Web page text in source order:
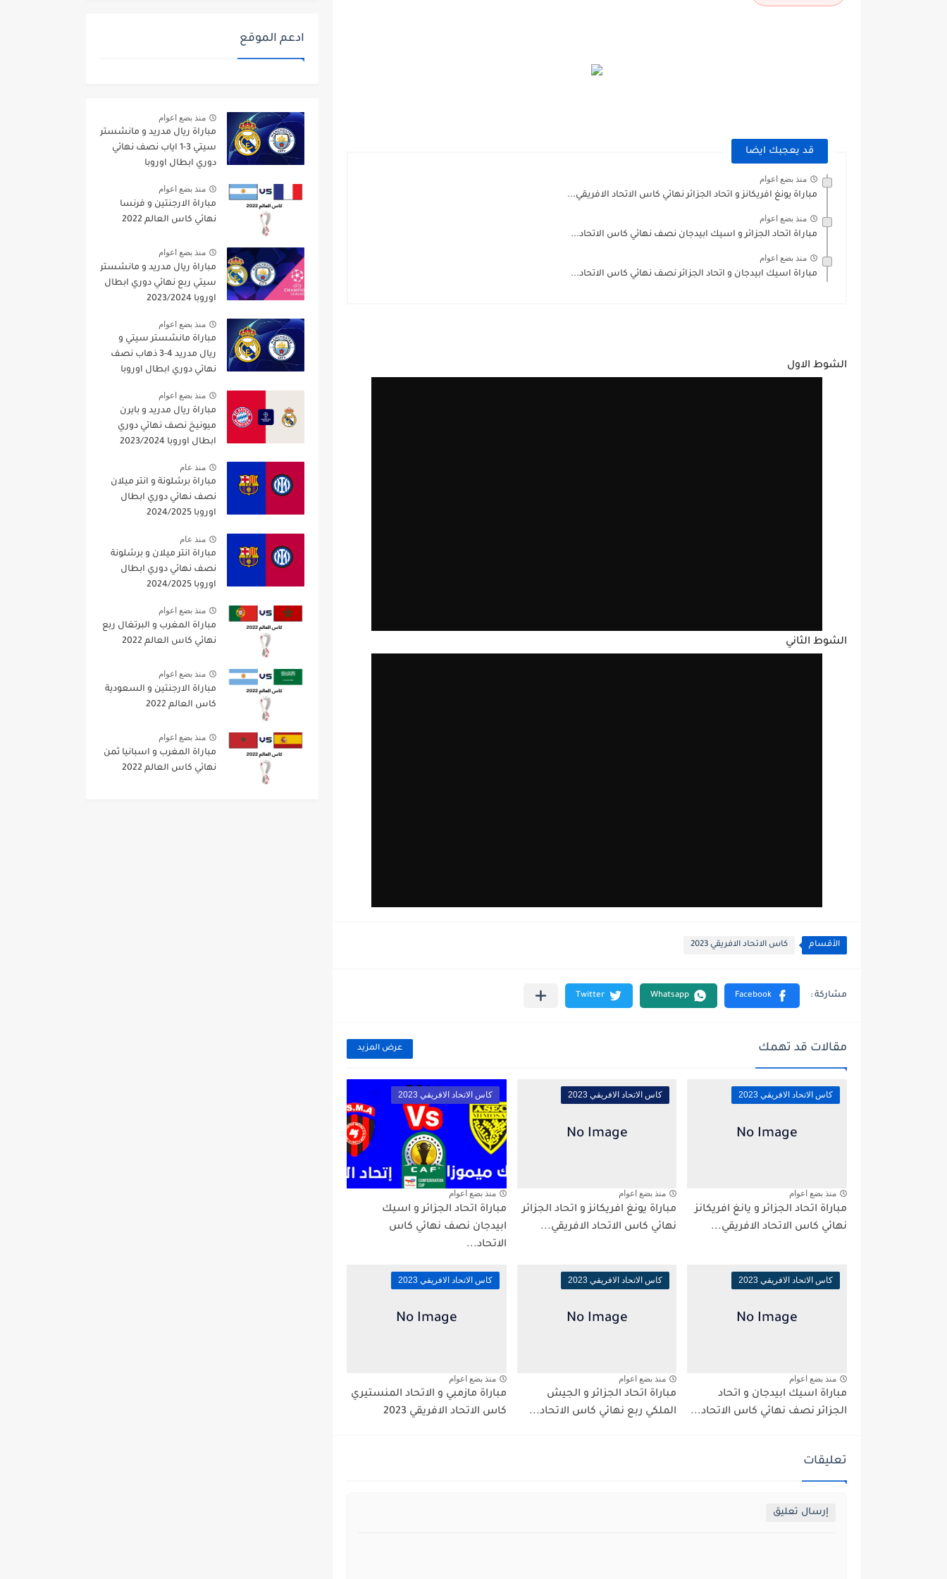
قد يعجبك ايضا
منذ بضع اعوام
مباراة يونغ افريكانز و اتحاد الجزائر نهائي كاس الاتحاد الافريقي...
منذ بضع اعوام
مباراة اتحاد الجزائر و اسيك ابيدجان نصف نهائي كاس الاتحاد...
منذ بضع اعوام
مباراة اسيك ابيدجان و اتحاد الجزائر نصف نهائي كاس الاتحاد...
الشوط الاول
الشوط الثاني
الأقسام كاس الاتحاد الافريقي 2023
مقالات قد تهمك عرض المزيد
كاس الاتحاد الافريقي 2023
منذ بضع اعوام
مباراة اتحاد الجزائر و يانغ افريكانز
نهائي كاس الاتحاد الافريقي...
كاس الاتحاد الافريقي 2023
منذ بضع اعوام
مباراة يونغ افريكانز و اتحاد الجزائر
نهائي كاس الاتحاد الافريقي...
كاس الاتحاد الافريقي 2023
منذ بضع اعوام
مباراة اتحاد الجزائر و اسيك
ابيدجان نصف نهائي كاس
الاتحاد...
كاس الاتحاد الافريقي 2023
منذ بضع اعوام
مباراة اسيك ابيدجان و اتحاد
الجزائر نصف نهائي كاس الاتحاد...
كاس الاتحاد الافريقي 2023
منذ بضع اعوام
مباراة اتحاد الجزائر و الجيش
الملكي ربع نهائي كاس الاتحاد...
كاس الاتحاد الافريقي 2023
منذ بضع اعوام
مباراة مازمبي و الاتحاد المنستيري
كاس الاتحاد الافريقي 2023
تعليقات
إرسال تعليق
ادعم الموقع
منذ بضع اعوام
مباراة ريال مدريد و مانشستر
سيتي 3-1 اياب نصف نهائي
دوري ابطال اوروبا
منذ بضع اعوام
مباراة الارجنتين و فرنسا
نهائي كاس العالم 2022
منذ بضع اعوام
مباراة ريال مدريد و مانشستر
سيتي ربع نهائي دوري ابطال
اوروبا 2023/2024
منذ بضع اعوام
مباراة مانشستر سيتي و
ريال مدريد 4-3 ذهاب نصف
نهائي دوري ابطال اوروبا
منذ بضع اعوام
مباراة ريال مدريد و بايرن
ميونيخ نصف نهائي دوري
ابطال اوروبا 2023/2024
منذ عام
مباراة برشلونة و انتر ميلان
نصف نهائي دوري ابطال
اوروبا 2024/2025
منذ عام
مباراة انتر ميلان و برشلونة
نصف نهائي دوري ابطال
اوروبا 2024/2025
منذ بضع اعوام
مباراة المغرب و البرتغال ربع
نهائي كاس العالم 2022
منذ بضع اعوام
مباراة الارجنتين و السعودية
كاس العالم 2022
منذ بضع اعوام
مباراة المغرب و اسبانيا ثمن
نهائي كاس العالم 2022